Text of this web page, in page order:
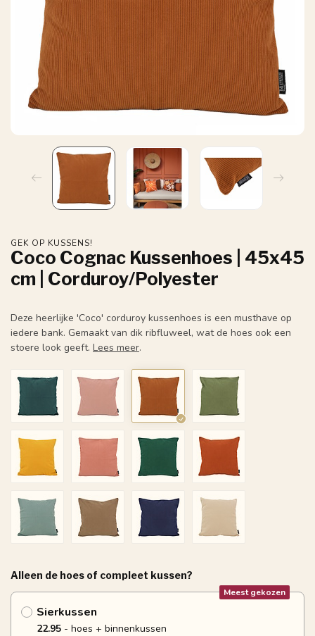
GEK OP KUSSENS!
Coco Cognac Kussenhoes | 45x45
cm | Corduroy/Polyester
Deze heerlijke 'Coco' corduroy kussenhoes is een musthave op
iedere bank. Gemaakt van dik ribfluweel, wat de hoes ook een
stoere look geeft. Lees meer.
Alleen de hoes of compleet kussen?
Sierkussen
Meest gekozen
22.95 - hoes + binnenkussen